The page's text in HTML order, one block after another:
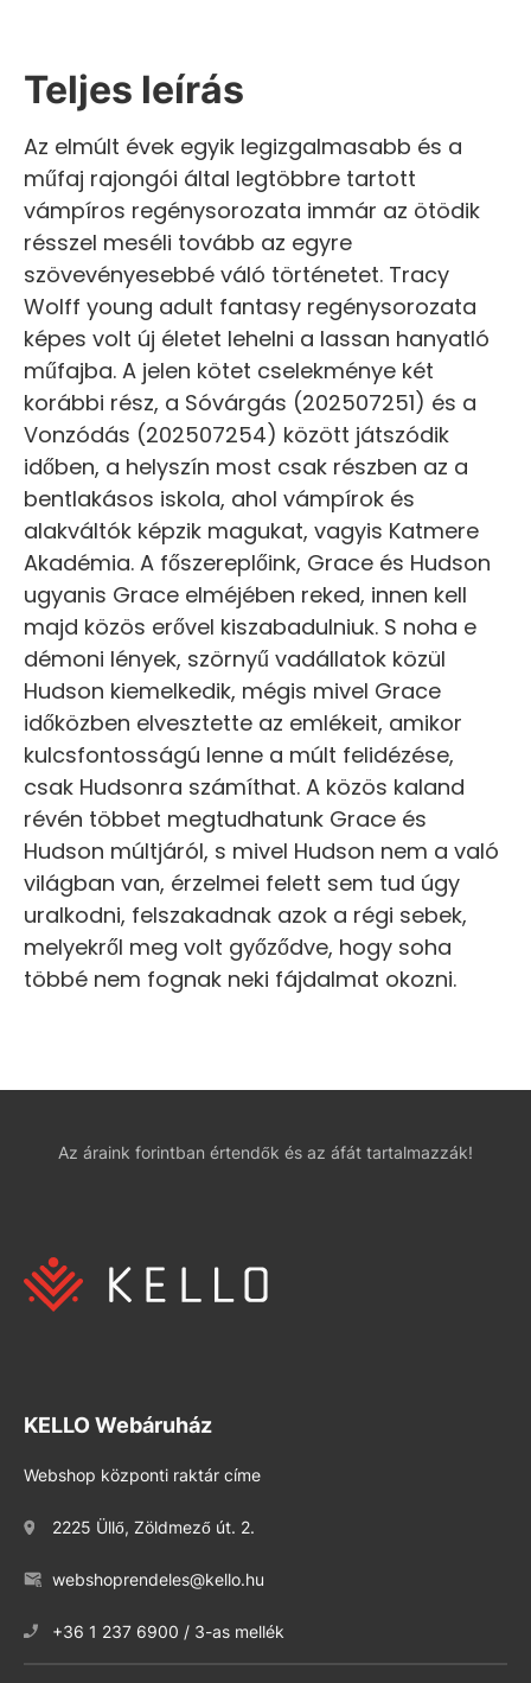
Teljes leírás
Az elmúlt évek egyik legizgalmasabb és a
műfaj rajongói által legtöbbre tartott
vámpíros regénysorozata immár az ötödik
résszel meséli tovább az egyre
szövevényesebbé váló történetet. Tracy
Wolff young adult fantasy regénysorozata
képes volt új életet lehelni a lassan hanyatló
műfajba. A jelen kötet cselekménye két
korábbi rész, a Sóvárgás (202507251) és a
Vonzódás (202507254) között játszódik
időben, a helyszín most csak részben az a
bentlakásos iskola, ahol vámpírok és
alakváltók képzik magukat, vagyis Katmere
Akadémia. A főszereplőink, Grace és Hudson
ugyanis Grace elméjében reked, innen kell
majd közös erővel kiszabadulniuk. S noha e
démoni lények, szörnyű vadállatok közül
Hudson kiemelkedik, mégis mivel Grace
időközben elvesztette az emlékeit, amikor
kulcsfontosságú lenne a múlt felidézése,
csak Hudsonra számíthat. A közös kaland
révén többet megtudhatunk Grace és
Hudson múltjáról, s mivel Hudson nem a való
világban van, érzelmei felett sem tud úgy
uralkodni, felszakadnak azok a régi sebek,
melyekről meg volt győződve, hogy soha
többé nem fognak neki fájdalmat okozni.
Az áraink forintban értendők és az áfát tartalmazzák!
KELLO Webáruház
Webshop központi raktár címe
2225 Üllő, Zöldmező út. 2.
webshoprendeles@kello.hu
+36 1 237 6900 / 3-as mellék